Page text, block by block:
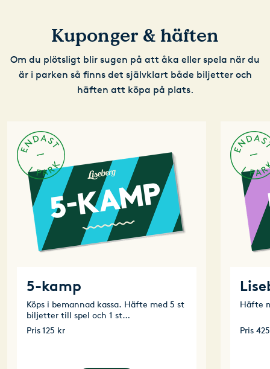
Kuponger & häften
Om du plötsligt blir sugen på att åka eller spela när du
är i parken så finns det självklart både biljetter och
häften att köpa på plats.
5-kamp
Köps i bemannad kassa. Häfte med 5 st
biljetter till spel och 1 st
lyckohjulsbiljett
Pris125 kr
Häfte
Pris